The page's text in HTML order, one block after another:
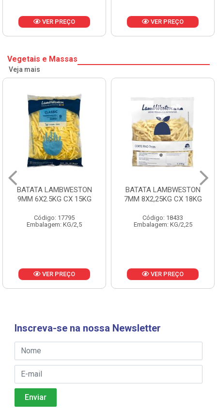
VER PREÇO VER PREÇO
Vegetais e Massas
Veja mais
BATATA LAMBWESTON
9MM 6X2.5KG CX 15KG
Código: 17795
Embalagem: KG/2,5
VER PREÇO
BATATA LAMBWESTON
7MM 8X2,25KG CX 18KG
Código: 18433
Embalagem: KG/2,25
VER PREÇO
Inscreva-se na nossa Newsletter